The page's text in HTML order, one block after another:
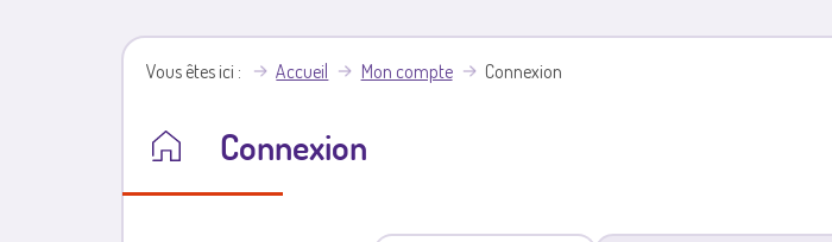
Vous êtes ici Accueil Mon compte Connexion
Connexion